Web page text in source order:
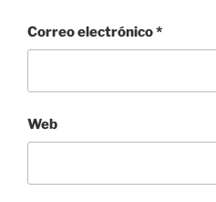
Correo electrónico*
Web